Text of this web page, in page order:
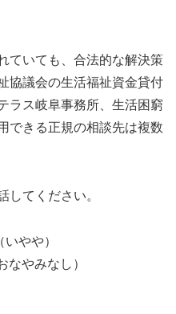
ていても、合法的な解決策
協議会の生活福祉資金貸付
ラス岐阜事務所、生活困窮
できる正規の相談先は複数
してください。
やや）
なやみなし）